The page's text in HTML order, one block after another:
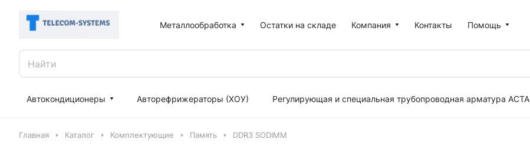
Металлообработка Остатки на складе Компания Контакты Помощь
Автокондиционеры Авторефрижераторы (ХОУ) Регулирующая и специальная трубопроводная арматура АСТА
Главная Каталог Комплектующие Память DDR3 SODIMM